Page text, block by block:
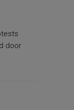
door